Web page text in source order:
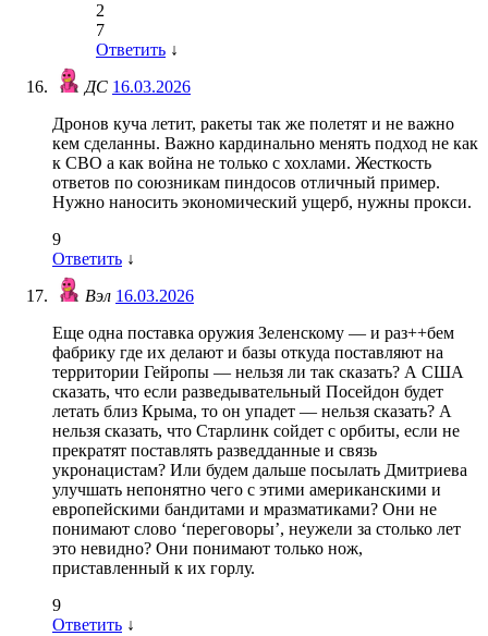
2
7
Ответить ↓
ДС 16.03.2026
Дронов куча летит, ракеты так же полетят и не важно
кем сделанны. Важно кардинально менять подход не как
к СВО а как война не только с хохлами. Жесткость
ответов по союзникам пиндосов отличный пример.
Нужно наносить экономический ущерб, нужны прокси.
9
Ответить ↓
Вэл 16.03.2026
Еще одна поставка оружия Зеленскому — и раз++бем
фабрику где их делают и базы откуда поставляют на
территории Гейропы — нельзя ли так сказать? А США
сказать, что если разведывательный Посейдон будет
летать близ Крыма, то он упадет — нельзя сказать? А
нельзя сказать, что Старлинк сойдет с орбиты, если не
прекратят поставлять разведданные и связь
укронацистам? Или будем дальше посылать Дмитриева
улучшать непонятно чего с этими американскими и
европейскими бандитами и мразматиками? Они не
понимают слово ‘переговоры’, неужели за столько лет
это невидно? Они понимают только нож,
приставленный к их горлу.
9
Ответить ↓